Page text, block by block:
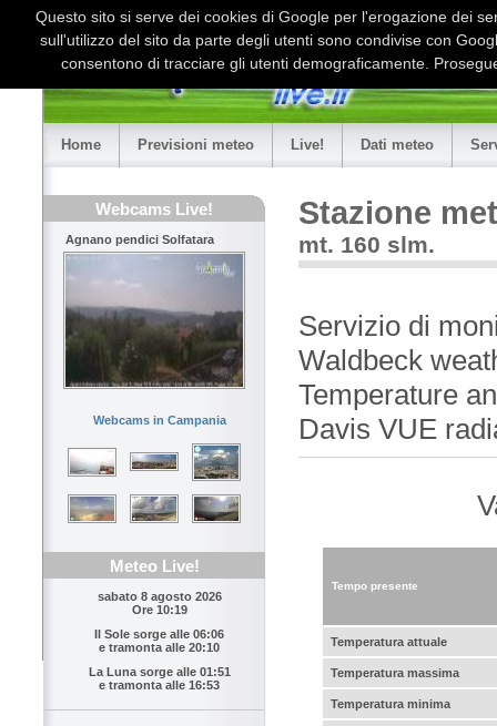
Home Previsioni meteo Live! Dati meteo
Webcams Live!
Agnano pendici Solfatara
Webcams in Campania
Meteo Live!
sabato 8 agosto 2026
Ore 10:19
Il Sole sorge alle 06:06
e tramonta alle 20:10
La Luna sorge alle 01:51
e tramonta alle 16:53
Stazione
mt. 160 slm.
Servizio di
Waldbeck
Temperature
Davis VUE
Tempo presente
Temperatura attuale
Temperatura massima
Temperatura minima
Questo sito si serve dei cookies di Google per l'erogazione dei
sull'utilizzo del sito da parte degli utenti sono condivise con
consentono di tracciare gli utenti demograficamente.